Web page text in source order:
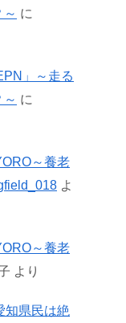
に
」～走る
に
～養老
よ
～養老
より
知県民は絶